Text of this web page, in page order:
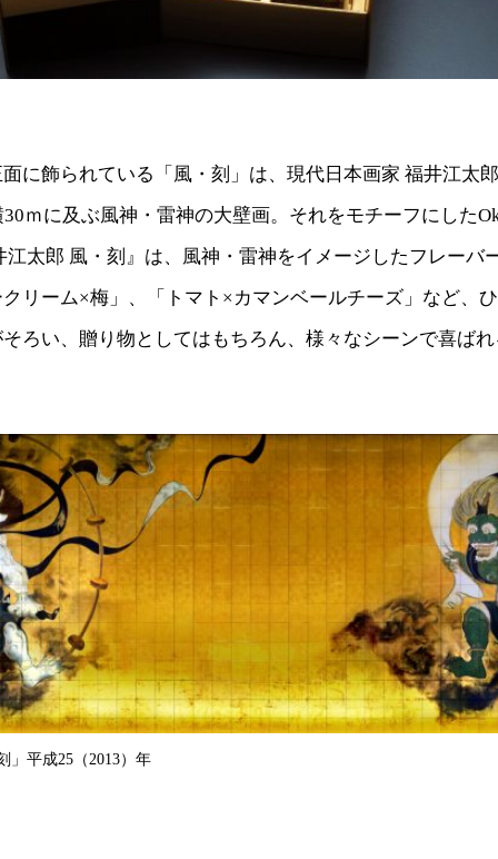
に飾られている「風・刻」は、現代日本画家 福井江太
ｍに及ぶ風神・雷神の大壁画。それをモチーフにした
江太郎 風・刻』は、風神・雷神をイメージしたフレーバ
リーム×梅」、「トマト×カマンベールチーズ」など、
ろい、贈り物としてはもちろん、様々なシーンで喜ば
」平成25（2013）年